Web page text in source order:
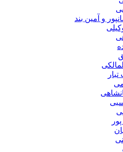
بند